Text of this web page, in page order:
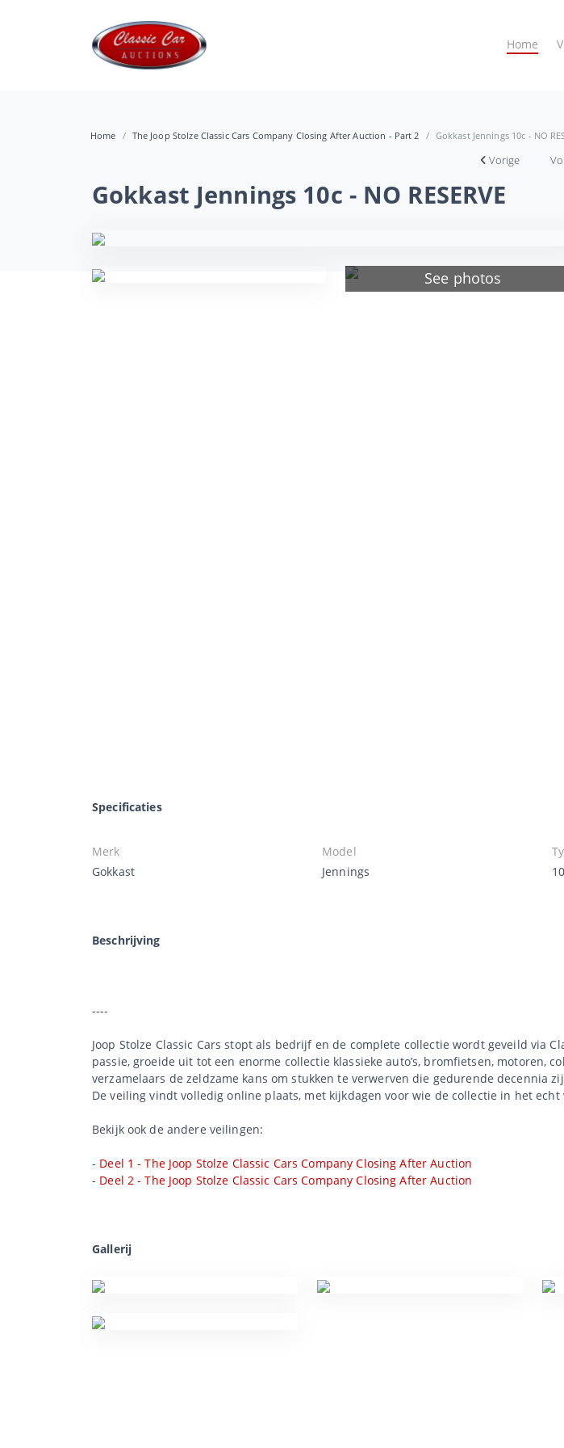
Home
Home The Joop Stolze Classic Cars Company Closing After Auction - Part 2 Gokkast Jennings 10c - NO
Vorige
Gokkast Jennings 10c - NO RESERVE
See photos
Specificaties
Merk
Gokkast
Model
Jennings
Beschrijving
----
Joop Stolze Classic Cars stopt als bedrijf en de complete collectie wordt geveild via
passie, groeide uit tot een enorme collectie klassieke auto’s, bromfietsen, motoren,
verzamelaars de zeldzame kans om stukken te verwerven die gedurende decennia
De veiling vindt volledig online plaats, met kijkdagen voor wie de collectie in het echt
Bekijk ook de andere veilingen:
- Deel 1 - The Joop Stolze Classic Cars Company Closing After Auction
- Deel 2 - The Joop Stolze Classic Cars Company Closing After Auction
Gallerij